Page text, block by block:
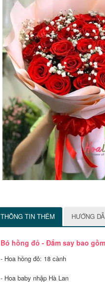
THÔNG TIN THÊM HƯỚNG
Bó hồng đỏ - Đắm say bao
- Hoa hồng đỏ: 18 cành
- Hoa baby nhập Hà Lan